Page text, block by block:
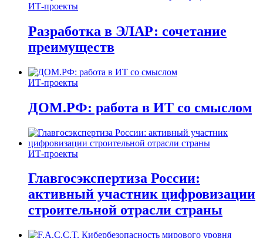
ИТ-проекты
Разработка в ЭЛАР: сочетание
преимуществ
ИТ-проекты
ДОМ.РФ: работа в ИТ со смыслом
ИТ-проекты
Главгосэкспертиза России:
активный участник цифровизации
строительной отрасли страны